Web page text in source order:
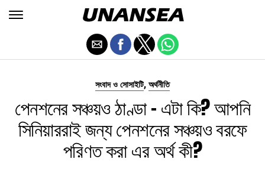
সংবাদ ও সোসাইটি, অর্থনীতি
পেনশনের সঞ্চয়ও ঠাণ্ডা - এটা কি? আপনি
সিনিয়াররাই জন্য পেনশনের সঞ্চয়ও বরফে
পরিণত করা এর অর্থ কী?